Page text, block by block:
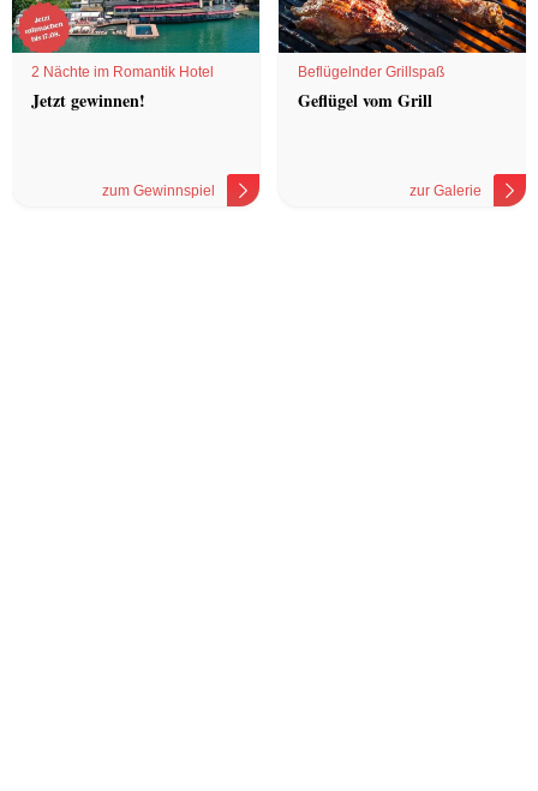
2 Nächte im Romantik Hotel
Jetzt gewinnen!
zum Gewinnspiel
Beflügelnder Grillspaß
Geflügel vom Grill
zur Galerie